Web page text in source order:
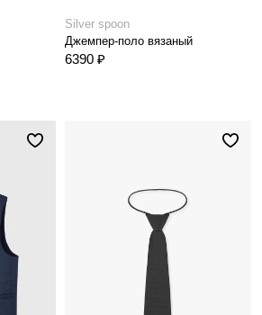
Silver spoon
Джемпер-поло вязаный
6390 ₽